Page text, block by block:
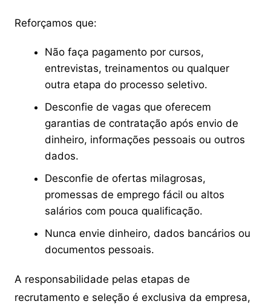
Reforçamos que:
Não faça pagamento por cursos,
entrevistas, treinamentos ou qualquer
outra etapa do processo seletivo.
Desconfie de vagas que oferecem
garantias de contratação após envio de
dinheiro, informações pessoais ou outros
dados.
Desconfie de ofertas milagrosas,
promessas de emprego fácil ou altos
salários com pouca qualificação.
Nunca envie dinheiro, dados bancários ou
documentos pessoais.
A responsabilidade pelas etapas de
recrutamento e seleção é exclusiva da empresa,